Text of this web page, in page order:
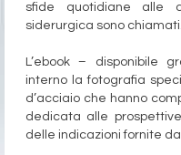
sfide quotidiane alle
siderurgica sono chiamati.
L’ebook – disponibile
interno la fotografia
d’acciaio che hanno
dedicata alle
delle indicazioni fornite